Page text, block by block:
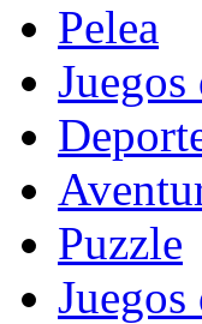
Pelea
Juegos
Puzzle